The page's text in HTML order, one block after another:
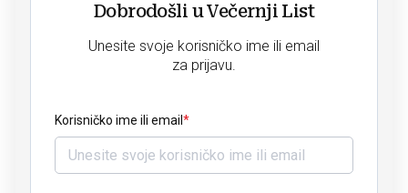
Dobrodošli u Večernji List
Unesite svoje korisničko ime ili email
za prijavu.
Korisničko ime ili email